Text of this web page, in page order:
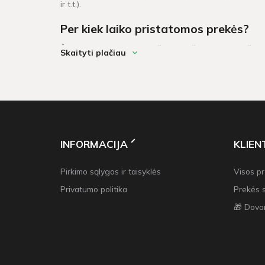
ir t.t.).
Per kiek laiko pristatomos prekės?
Šventinės dekoracijos pažymėtos žaliu sandėlio
Skaityti plačiau
INFORMACIJA
Pirkimo sąlygos ir taisyklės
Privatumo politika
Visos
Prekės
🎁